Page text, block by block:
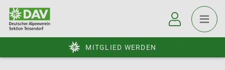
MITGLIED WERDEN